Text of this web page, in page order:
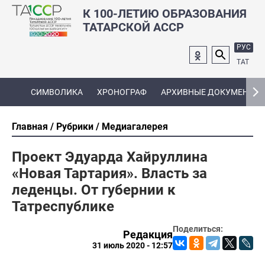
К 100-ЛЕТИЮ ОБРАЗОВАНИЯ
ТАТАРСКОЙ АССР
РУС
ТАТ
СИМВОЛИКА ХРОНОГРАФ АРХИВНЫЕ ДОКУМЕНТЫ
Главная Рубрики Медиагалерея
Проект Эдуарда Хайруллина
«Новая Тартария». Власть за
леденцы. От губернии к
Татреспублике
Поделиться:
Редакция
31 июль 2020 - 12:57